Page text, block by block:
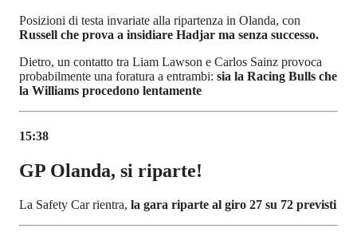
Posizioni di testa invariate alla ripartenza in Olanda, con
Russell che prova a insidiare Hadjar ma senza successo.
Dietro, un contatto tra Liam Lawson e Carlos Sainz provoca
probabilmente una foratura a entrambi: sia la Racing Bulls che
la Williams procedono lentamente
15:38
GP Olanda, si riparte!
La Safety Car rientra, la gara riparte al giro 27 su 72 previsti